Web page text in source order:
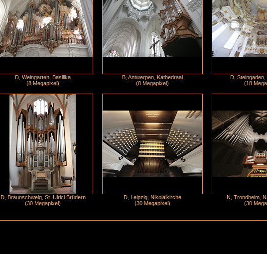
D, Weingarten, Basilika
(8 Megapixel)
B, Antwerpen, Kathedraal
(8 Megapixel)
D,
(18
D, Braunschweig, St. Ulrici Brüdern
(30 Megapixel)
D, Leipzig, Nikolaikirche
(30 Megapixel)
N, Trondheim,
(30